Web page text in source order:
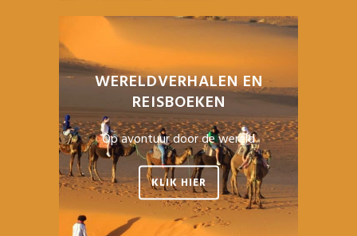
WERELDVERHALEN EN
REISBOEKEN
Op avontuur door de wereld
KLIK HIER